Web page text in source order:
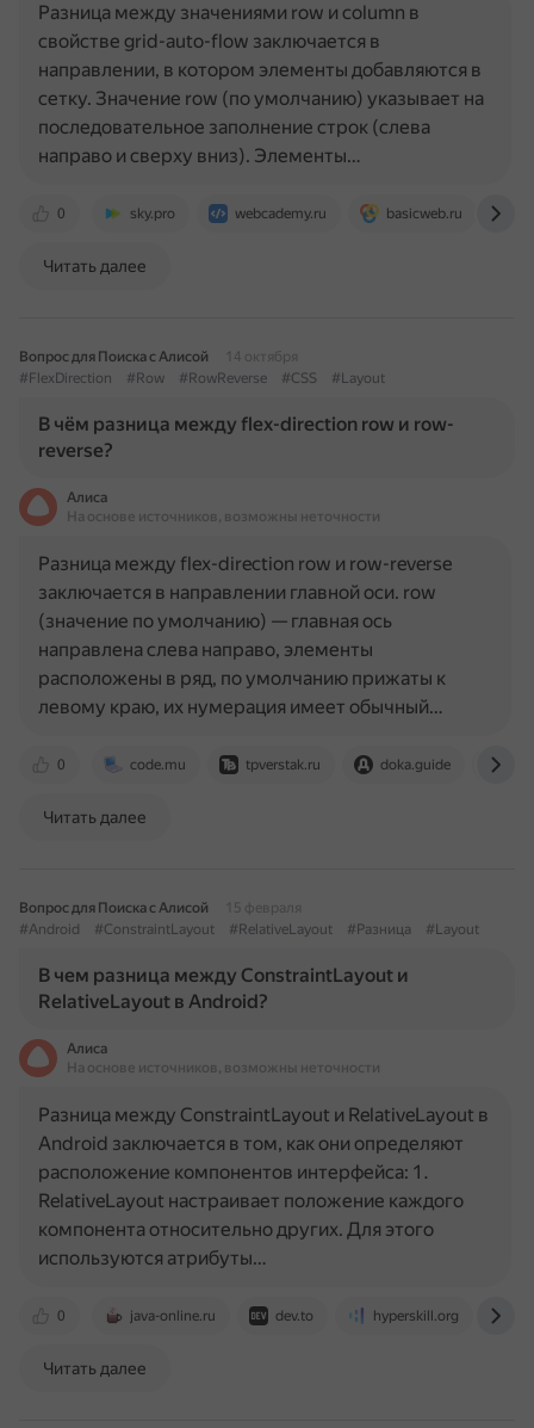
0 sky.pro webcademy.ru basicweb.ru
Разница между значениями row и column в
свойстве grid-auto-flow заключается в
направлении, в котором элементы добавляются в
сетку. Значение row (по умолчанию) указывает на
последовательное заполнение строк (слева
направо и сверху вниз). Элементы…
Читать далее
Вопрос для Поиска с Алисой
14 октября
#FlexDirection
#Row #RowReverse #CSS #Layout
В чём разница между flex-direction row и row-
reverse?
Алиса
На основе источников, возможны неточности
0 code.mu tpverstak.ru doka.guide
Разница между flex-direction row и row-reverse
заключается в направлении главной оси. row
(значение по умолчанию) — главная ось
направлена слева направо, элементы
расположены в ряд, по умолчанию прижаты к
левому краю, их нумерация имеет обычный…
Читать далее
Вопрос для Поиска с Алисой
15 февраля
#Android
#ConstraintLayout #RelativeLayout #Разница #Layout
В чем разница между ConstraintLayout и
RelativeLayout в Android?
Алиса
На основе источников, возможны неточности
0 java-online.ru dev.to hyperskill.org
Разница между ConstraintLayout и RelativeLayout в
Android заключается в том, как они определяют
расположение компонентов интерфейса: 1.
RelativeLayout настраивает положение каждого
компонента относительно других. Для этого
используются атрибуты…
Читать далее